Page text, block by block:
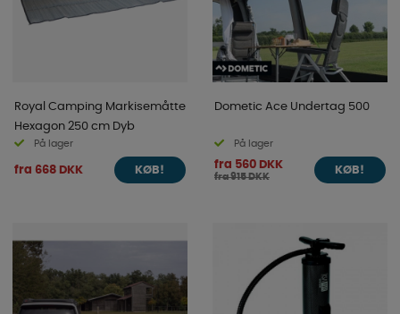
Royal Camping Markisemåtte
Hexagon 250 cm Dyb
På lager
fra 668 DKK KØB!
Dometic Ace Undertag 500
På lager
fra 560 DKK
fra 915 DKK
KØB!